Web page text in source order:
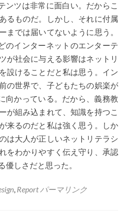
ンツは非常に面白い。だからこ
るものだ。しかし、それに付属
までは届いてないように思う。
のインターネットのエンターテ
が社会に与える影響はネットリ
設けることだと私は思う。イン
の世界で、子どもたちの娯楽が
向かっている。だから、義務教
が組み込まれて、知識を持つこ
来るのだと私は強く思う。しか
は大人が正しいネットリテラシ
をわかりやすく伝え守り、承認
優しさだと思った。
, Report パーマリンク